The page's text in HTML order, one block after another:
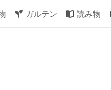
ガルテン 読み物